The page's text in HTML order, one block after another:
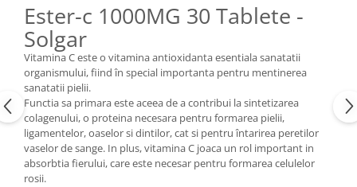
Ester-c 1000MG 30 Tablete -
Solgar
Vitamina C este o vitamina antioxidanta esentiala sanatatii
organismului, fiind în special importanta pentru mentinerea
sanatatii pielii.
Functia sa primara este aceea de a contribui la sintetizarea
colagenului, o proteina necesara pentru formarea pielii,
ligamentelor, oaselor si dintilor, cat si pentru întarirea peretilor
vaselor de sange. In plus, vitamina C joaca un rol important in
absorbtia fierului, care este necesar pentru formarea celulelor
rosii.